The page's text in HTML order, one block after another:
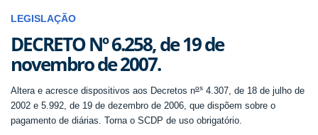
LEGISLAÇÃO
DECRETO Nº 6.258, de 19 de
novembro de 2007.
Altera e acresce dispositivos aos Decretos nos 4.307, de 18 de julho de
2002 e 5.992, de 19 de dezembro de 2006, que dispõem sobre o
pagamento de diárias. Torna o SCDP de uso obrigatório.